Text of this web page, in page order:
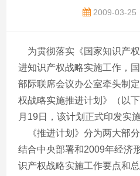
2009-03-25
为贯彻落实《国家知识产
进知识产权战略实施工作，
部际联席会议办公室牵头制
权战略实施推进计划》（以
月19日，该计划正式印发实施
《推进计划》分为两大部分
结合中央部署和2009年经济
识产权战略实施工作要点和